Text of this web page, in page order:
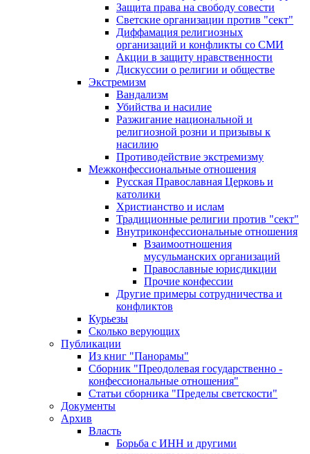
Защита права на свободу совести
Светские организации против "сект"
Диффамация религиозных
организаций и конфликты со СМИ
Акции в защиту нравственности
Дискуссии о религии и обществе
Экстремизм
Вандализм
Убийства и насилие
Разжигание национальной и
религиозной розни и призывы к
насилию
Противодействие экстремизму
Межконфессиональные отношения
Русская Православная Церковь и
католики
Христианство и ислам
Традиционные религии против "сект"
Внутриконфессиональные отношения
Взаимоотношения
мусульманских организаций
Православные юрисдикции
Прочие конфессии
Другие примеры сотрудничества и
конфликтов
Курьезы
Сколько верующих
Публикации
Из книг "Панорамы"
Сборник "Преодолевая государственно -
конфессиональные отношения"
Статьи сборника "Пределы светскости"
Документы
Архив
Власть
Борьба с ИНН и другими